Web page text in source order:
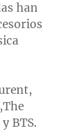
han
BTS.